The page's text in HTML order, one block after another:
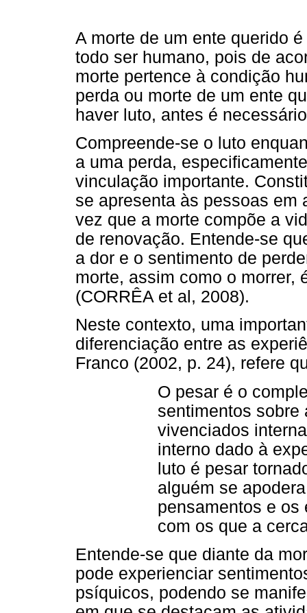
A morte de um ente querido
todo ser humano, pois de
morte pertence à condição
perda ou morte de um ente
haver luto, antes é
Compreende-se o luto
a uma perda,
vinculação importante.
se apresenta às pessoas em
vez que a morte compõe a
de renovação. Entende-se
a dor e o sentimento de
morte, assim como o morrer,
(CORRÊA et al, 2008).
Neste contexto, uma
diferenciação entre as
Franco (2002, p. 24), refere
O pesar é o
sentimentos sobre
vivenciados
interno dado à
luto é pesar
alguém se
pensamentos e os
com os que a
Entende-se que diante da
pode experienciar
psíquicos, podendo se